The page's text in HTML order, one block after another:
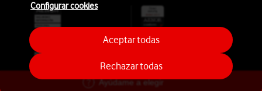
Ayúdame a elegir
Configurar cookies
Rechazar todas
Aceptar todas